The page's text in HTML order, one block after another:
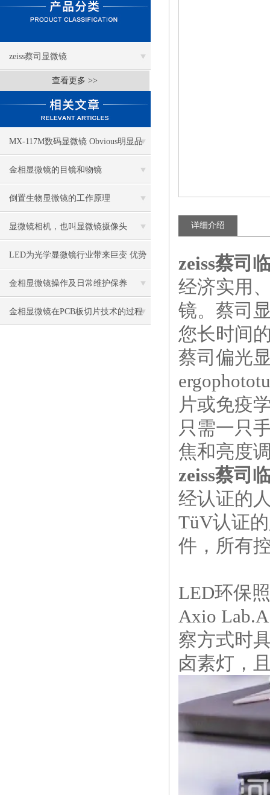
zeiss蔡司显微镜
查看更多 >>
MX-117M数码显微镜 Obvious明显品
牌值得推荐
金相显微镜的目镜和物镜
倒置生物显微镜的工作原理
显微镜相机，也叫显微镜摄像头
LED为光学显微镜行业带来巨变 优势
比传统卤素更明显
金相显微镜操作及日常维护保养
金相显微镜在PCB板切片技术的过程
详细介绍
zeiss蔡司
经济实用
镜。蔡司
您长时间
蔡司偏光
片或免疫
只需一只
焦和亮度
zeiss蔡司
经认证的
TüV认证
件，所有
LED环保
Axio
察方式时
卤素灯，